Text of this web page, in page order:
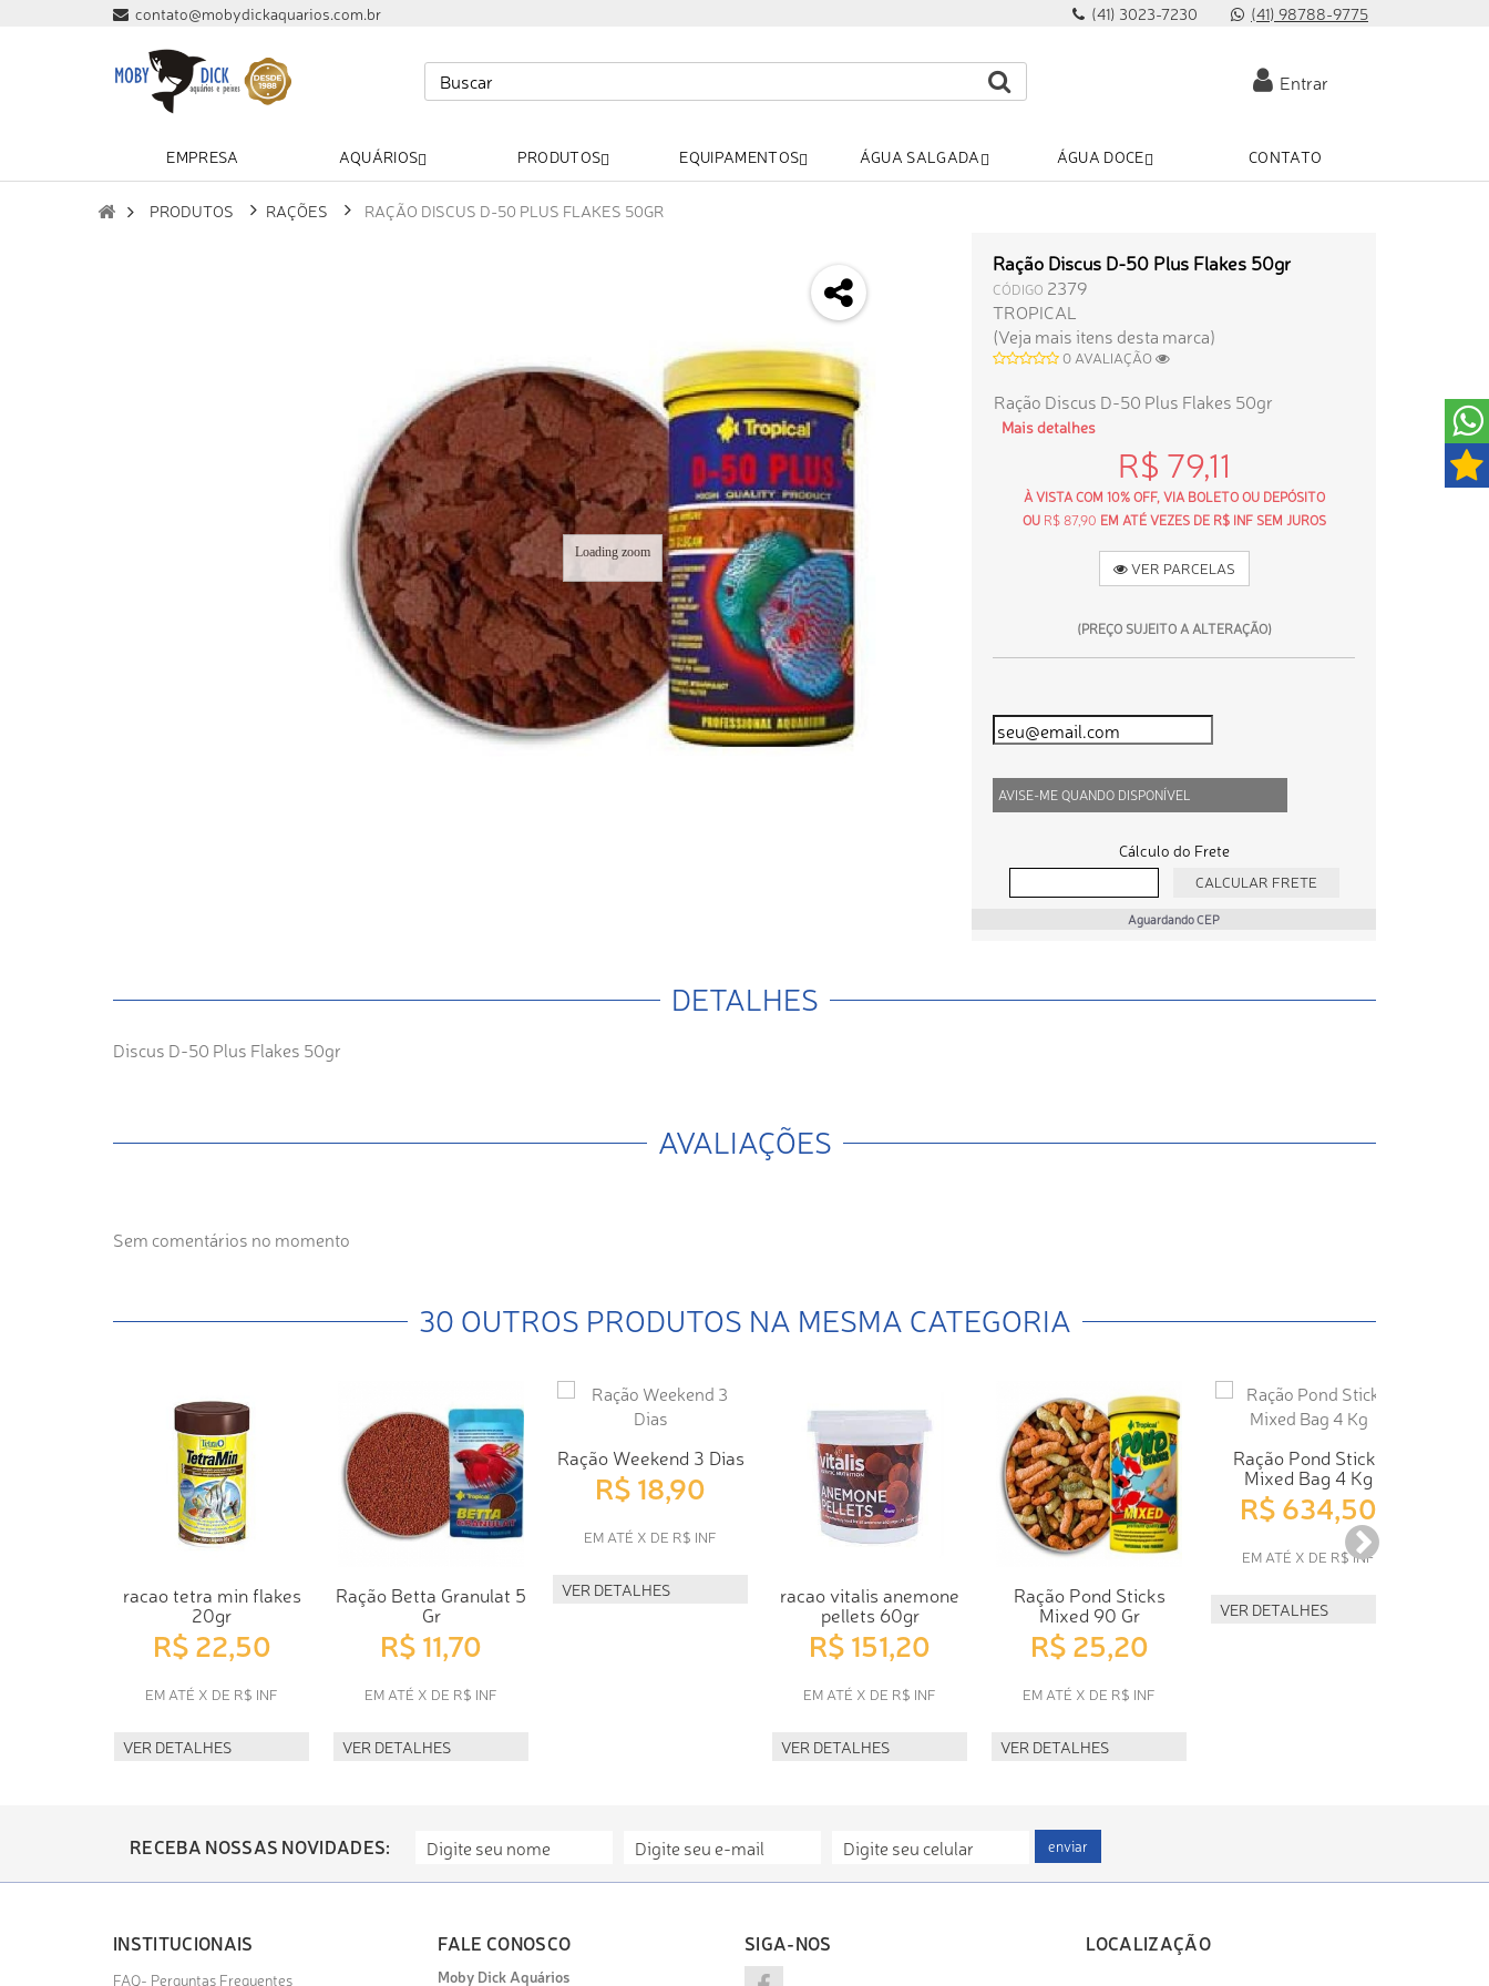
contato@mobydickaquarios.com.br (41) 3023-7230 (41) 98788-9775
Entrar
EMPRESA AQUÁRIOS PRODUTOS EQUIPAMENTOS ÁGUA SALGADA ÁGUA DOCE CONTATO
PRODUTOS RAÇÕES RAÇÃO DISCUS D-50 PLUS FLAKES 50GR
Loading zoom
Ração Discus D-50 Plus Flakes 50gr
CÓDIGO 2379
TROPICAL
(Veja mais itens desta marca)
0 AVALIAÇÃO
Ração Discus D-50 Plus Flakes 50gr
Mais detalhes
R$ 79,11
À VISTA COM 10% OFF, VIA BOLETO OU DEPÓSITO
OU R$ 87,90 EM ATÉ VEZES DE R$ INF SEM JUROS
VER PARCELAS
(PREÇO SUJEITO A ALTERAÇÃO)
AVISE-ME QUANDO DISPONÍVEL
Cálculo do Frete
Aguardando CEP
DETALHES
Discus D-50 Plus Flakes 50gr
AVALIAÇÕES
Sem comentários no momento
30 OUTROS PRODUTOS NA MESMA CATEGORIA
racao tetra min flakes
20gr
R$ 22,50
EM ATÉ X DE R$ INF
VER DETALHES
Ração Betta Granulat 5
Gr
R$ 11,70
EM ATÉ X DE R$ INF
VER DETALHES
Ração Weekend 3 Dias
R$ 18,90
EM ATÉ X DE R$ INF
VER DETALHES racao vitalis anemone
pellets 60gr
R$ 151,20
EM ATÉ X DE R$ INF
VER DETALHES
Ração Pond Sticks
Mixed 90 Gr
R$ 25,20
EM ATÉ X DE R$ INF
VER DETALHES
Ração Pond Sticks
Mixed Bag 4 Kg
R$ 634,50
EM ATÉ X DE R$ INF
VER DETALHES
RECEBA NOSSAS NOVIDADES: enviar
INSTITUCIONAIS
FAQ- Perguntas Frequentes
FALE CONOSCO
Moby Dick Aquários
SIGA-NOS LOCALIZAÇÃO